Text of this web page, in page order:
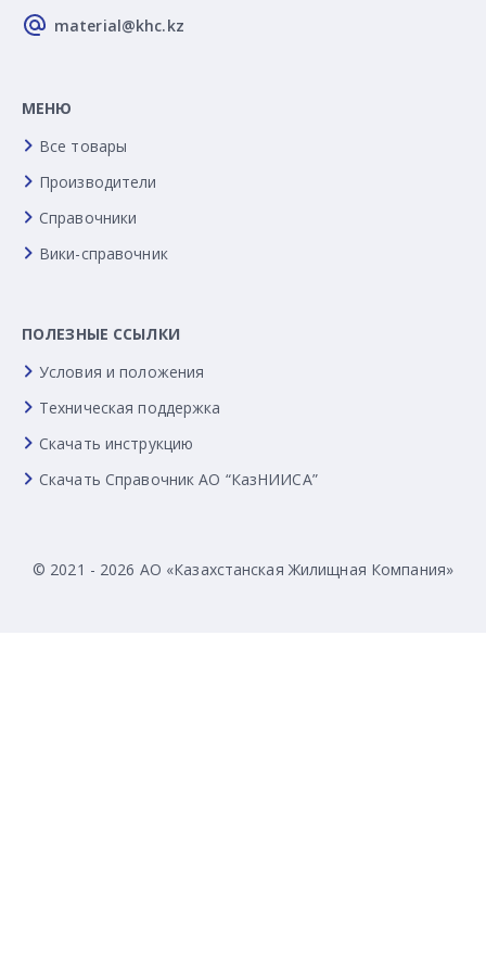
material@khc.kz
МЕНЮ
Все товары
Производители
Справочники
Вики-справочник
ПОЛЕЗНЫЕ ССЫЛКИ
Условия и положения
Техническая поддержка
Скачать инструкцию
Скачать Справочник АО “КазНИИСА”
© 2021 - 2026 АО «Казахстанская Жилищная Компания»